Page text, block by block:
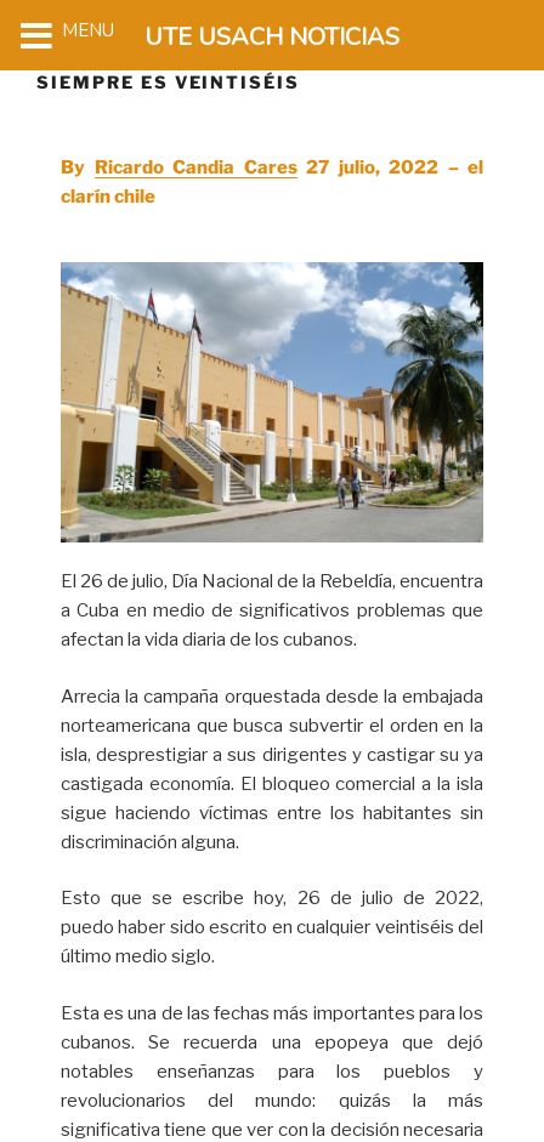
SIEMPRE ES VEINTISÉIS
By Ricardo Candia Cares27 julio, 2022 – el
clarín chile
El 26 de julio, Día Nacional de la Rebeldía, encuentra
a Cuba en medio de significativos problemas que
afectan la vida diaria de los cubanos.
Arrecia la campaña orquestada desde la embajada
norteamericana que busca subvertir el orden en la
isla, desprestigiar a sus dirigentes y castigar su ya
castigada economía. El bloqueo comercial a la isla
sigue haciendo víctimas entre los habitantes sin
discriminación alguna.
Esto que se escribe hoy, 26 de julio de 2022,
puedo haber sido escrito en cualquier veintiséis del
último medio siglo.
Esta es una de las fechas más importantes para los
cubanos. Se recuerda una epopeya que dejó
notables enseñanzas para los pueblos y
revolucionarios del mundo: quizás la más
significativa tiene que ver con la decisión necesaria
MENU UTE USACH NOTICIAS